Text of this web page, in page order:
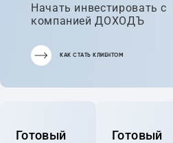
Начать инвестировать с
компанией ДОХОДЪ
КАК СТАТЬ КЛИЕНТОМ
Готовый
Готовый